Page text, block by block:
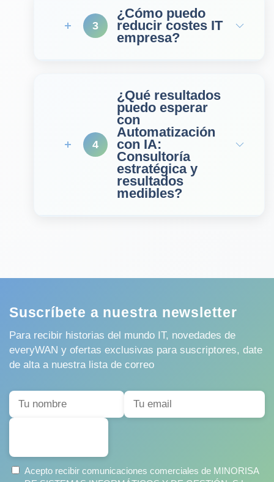
3
¿Cómo puedo
reducir costes IT
empresa?
4
¿Qué resultados
puedo esperar
con
Automatización
con IA:
Consultoría
estratégica y
resultados
medibles?
Suscríbete a nuestra newsletter
Para recibir historias del mundo IT, novedades de
everyWAN y ofertas exclusivas para suscriptores, date
de alta a nuestra lista de correo
Acepto recibir comunicaciones comerciales de MINORISA